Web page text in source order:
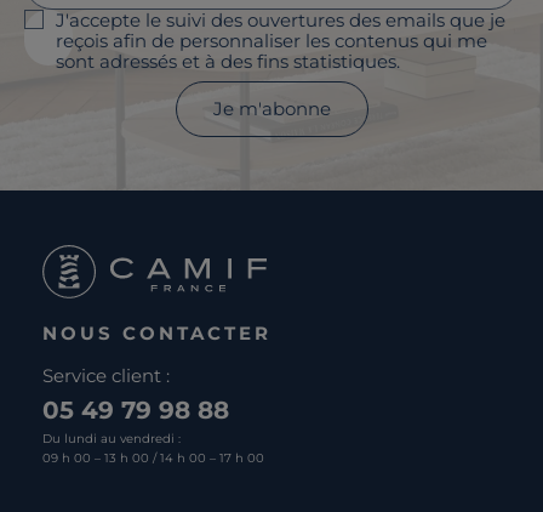
J'accepte le suivi des ouvertures des emails que je
reçois afin de personnaliser les contenus qui me
sont adressés et à des fins statistiques.
Je m'abonne
NOUS CONTACTER
Service client :
05 49 79 98 88
Du lundi au vendredi :
09 h 00 – 13 h 00 / 14 h 00 – 17 h 00